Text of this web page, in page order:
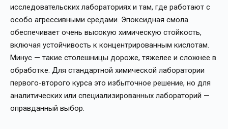
исследовательских лабораториях и там, где работают с
особо агрессивными средами. Эпоксидная смола
обеспечивает очень высокую химическую стойкость,
включая устойчивость к концентрированным кислотам.
Минус — такие столешницы дороже, тяжелее и сложнее в
обработке. Для стандартной химической лаборатории
первого-второго курса это избыточное решение, но для
аналитических или специализированных лабораторий —
оправданный выбор.